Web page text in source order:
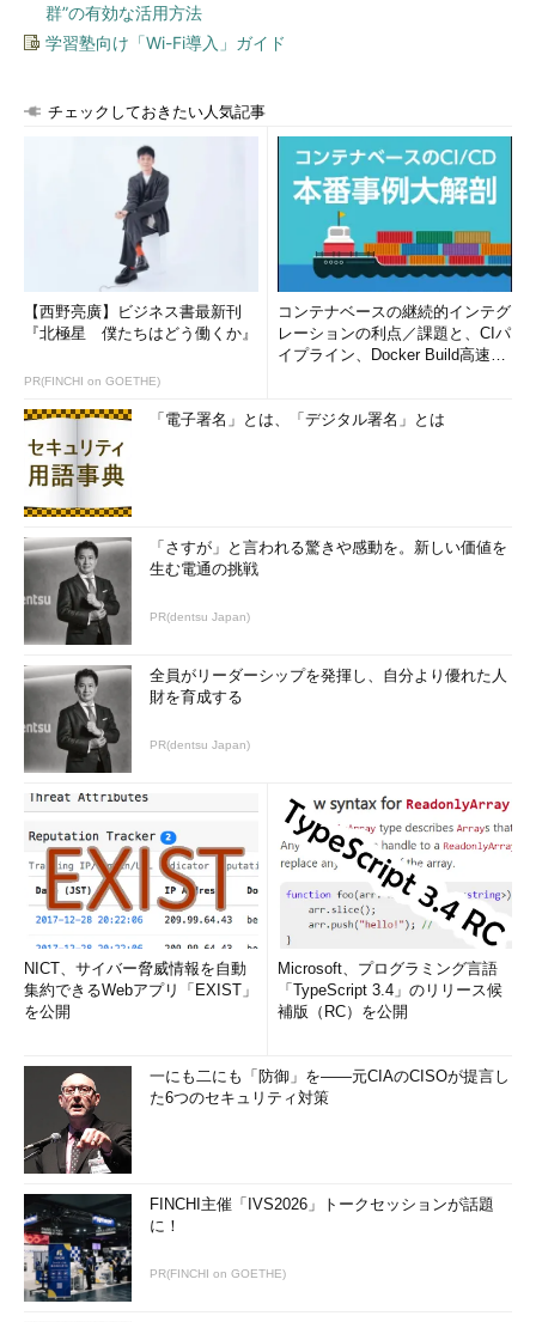
群”の有効な活用方法
学習塾向け「Wi-Fi導入」ガイド
チェックしておきたい人気記事
【西野亮廣】ビジネス書最新刊
『北極星 僕たちはどう働くか』
PR(FINCHI on GOETHE)
コンテナベースの継続的インテグ
レーションの利点／課題と、CIパ
イプライン、Docker Build高速化
「電子署名」とは、「デジタル署名」とは
「さすが」と言われる驚きや感動を。新しい価値を
生む電通の挑戦
PR(dentsu Japan)
全員がリーダーシップを発揮し、自分より優れた人
財を育成する
PR(dentsu Japan)
NICT、サイバー脅威情報を自動
集約できるWebアプリ「EXIST」
を公開
Microsoft、プログラミング言語
「TypeScript 3.4」のリリース候
補版（RC）を公開
一にも二にも「防御」を――元CIAのCISOが提言し
た6つのセキュリティ対策
FINCHI主催「IVS2026」トークセッションが話題
に！
PR(FINCHI on GOETHE)